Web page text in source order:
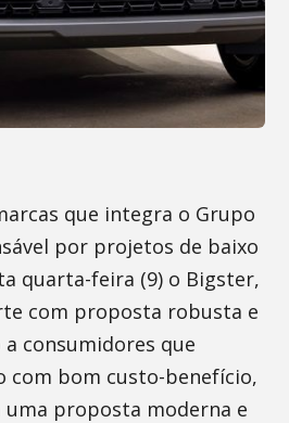
que integra o Grupo
por projetos de baixo
quarta-feira (9) o Bigster,
com proposta robusta e
consumidores que
com bom custo-benefício,
proposta moderna e